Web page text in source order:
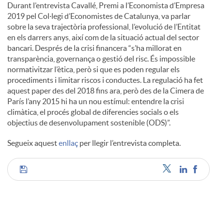
c
o
n
t
i
n
Durant l’entrevista Cavallé, Premi a l’Economista d’Empresa
2019 pel Col·legi d’Economistes de Catalunya, va parlar
sobre la seva trajectòria professional, l’evolució de l’Entitat
en els darrers anys, així com de la situació actual del sector
bancari. Després de la crisi financera “s’ha millorat en
transparència, governança o gestió del risc. És impossible
normativitzar l’ètica, però si que es poden regular els
procediments i limitar riscos i conductes. La regulació ha fet
aquest paper des del 2018 fins ara, però des de la Cimera de
París l’any 2015 hi ha un nou estímul: entendre la crisi
climàtica, el procés global de diferencies socials o els
objectius de desenvolupament sostenible (ODS)”.
Segueix aquestenllaç per llegir l’entrevista completa.
C